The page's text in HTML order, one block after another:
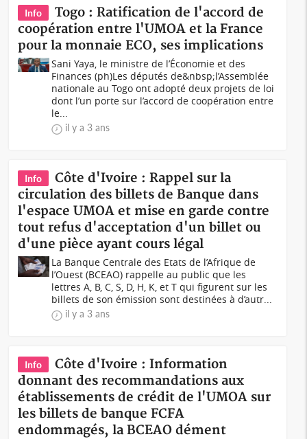
Info
Togo : Ratification de l'accord de
coopération entre l'UMOA et la France
pour la monnaie ECO, ses implications
Sani Yaya, le ministre de l’Économie et des
Finances (ph)Les députés de&nbsp;l’Assemblée
nationale au Togo ont adopté deux projets de loi
dont l’un porte sur l’accord de coopération entre
le...
il y a 3 ans
Info
Côte d'Ivoire : Rappel sur la
circulation des billets de Banque dans
l'espace UMOA et mise en garde contre
tout refus d'acceptation d'un billet ou
d'une pièce ayant cours légal
La Banque Centrale des Etats de l’Afrique de
l’Ouest (BCEAO) rappelle au public que les
lettres A, B, C, S, D, H, K, et T qui figurent sur les
billets de son émission sont destinées à d’autr...
il y a 3 ans
Info
Côte d'Ivoire : Information
donnant des recommandations aux
établissements de crédit de l'UMOA sur
les billets de banque FCFA
endommagés, la BCEAO dément